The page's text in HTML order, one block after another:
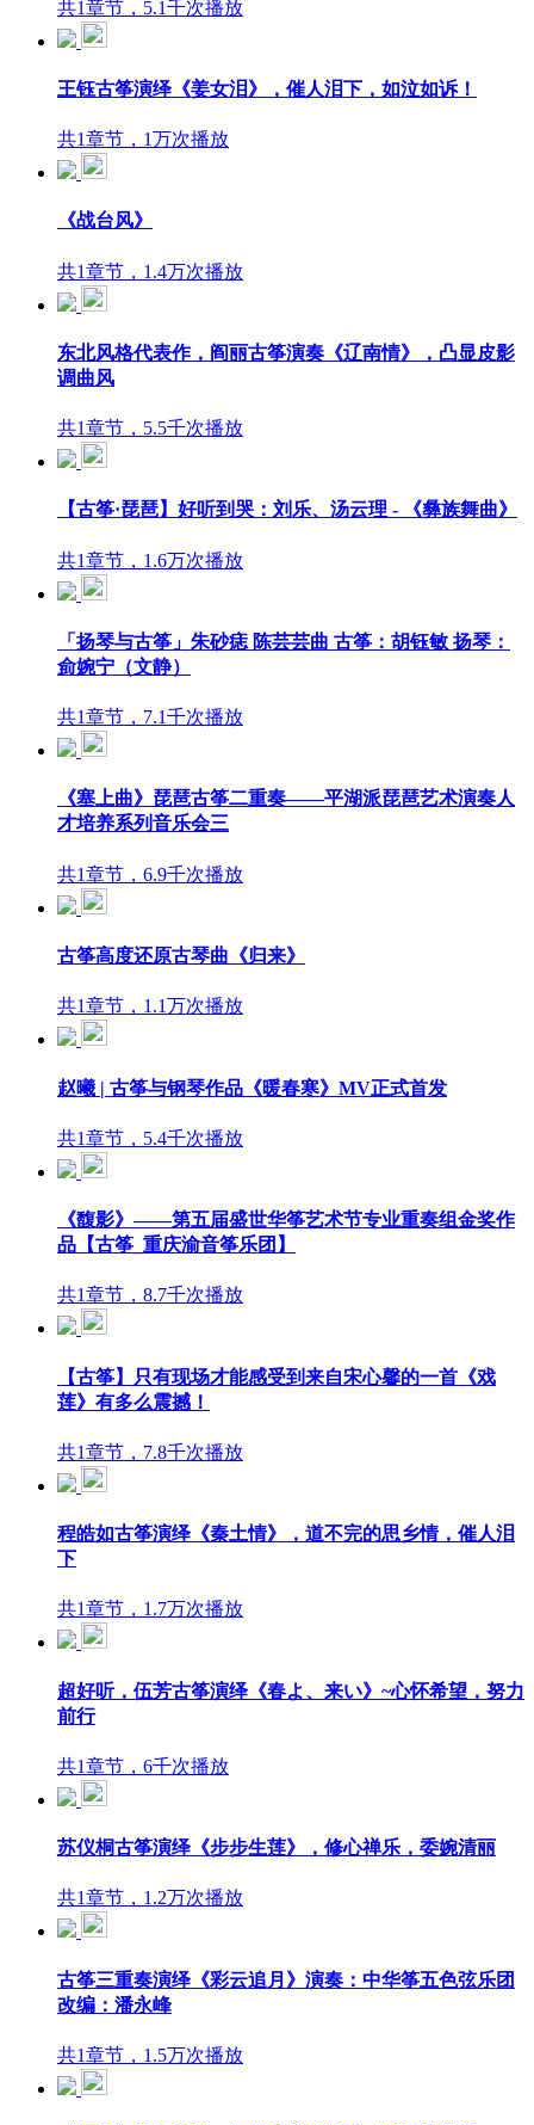
共1章节，5.1千次播放
王钰古筝演绎《姜女泪》，催人泪下，如泣如诉！
共1章节，1万次播放
《战台风》
共1章节，1.4万次播放
东北风格代表作，阎丽古筝演奏《辽南情》，凸显皮影
调曲风
共1章节，5.5千次播放
【古筝·琵琶】好听到哭：刘乐、汤云理 - 《彝族舞曲》
共1章节，1.6万次播放
「扬琴与古筝」朱砂痣 陈芸芸曲 古筝：胡钰敏 扬琴：
侴婉宁（文静）
共1章节，7.1千次播放
《塞上曲》琵琶古筝二重奏——平湖派琵琶艺术演奏人
才培养系列音乐会三
共1章节，6.9千次播放
古筝高度还原古琴曲《归来》
共1章节，1.1万次播放
赵曦 | 古筝与钢琴作品《暖春寒》MV正式首发
共1章节，5.4千次播放
《馥影》——第五届盛世华筝艺术节专业重奏组金奖作
品【古筝_重庆渝音筝乐团】
共1章节，8.7千次播放
【古筝】只有现场才能感受到来自宋心馨的一首《戏
莲》有多么震撼！
共1章节，7.8千次播放
程皓如古筝演绎《秦土情》，道不完的思乡情，催人泪
下
共1章节，1.7万次播放
超好听，伍芳古筝演绎《春よ、来い》~心怀希望，努力
前行
共1章节，6千次播放
苏仪桐古筝演绎《步步生莲》，修心禅乐，委婉清丽
共1章节，1.2万次播放
古筝三重奏演绎《彩云追月》演奏：中华筝五色弦乐团
改编：潘永峰
共1章节，1.5万次播放